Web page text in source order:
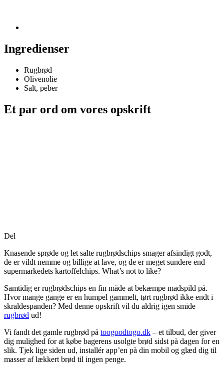
Ingredienser
Rugbrød
Olivenolie
Salt, peber
Et par ord om vores opskrift
Del
Knasende sprøde og let salte rugbrødschips smager afsindigt godt,
de er vildt nemme og billige at lave, og de er meget sundere end
supermarkedets kartoffelchips. What’s not to like?
Samtidig er rugbrødschips en fin måde at bekæmpe madspild på.
Hvor mange gange er en humpel gammelt, tørt rugbrød ikke endt i
skraldespanden? Med denne opskrift vil du aldrig igen smide
rugbrød ud!
Vi fandt det gamle rugbrød på toogoodtogo.dk – et tilbud, der giver
dig mulighed for at købe bagerens usolgte brød sidst på dagen for en
slik. Tjek lige siden ud, installér app’en på din mobil og glæd dig til
masser af lækkert brød til ingen penge.